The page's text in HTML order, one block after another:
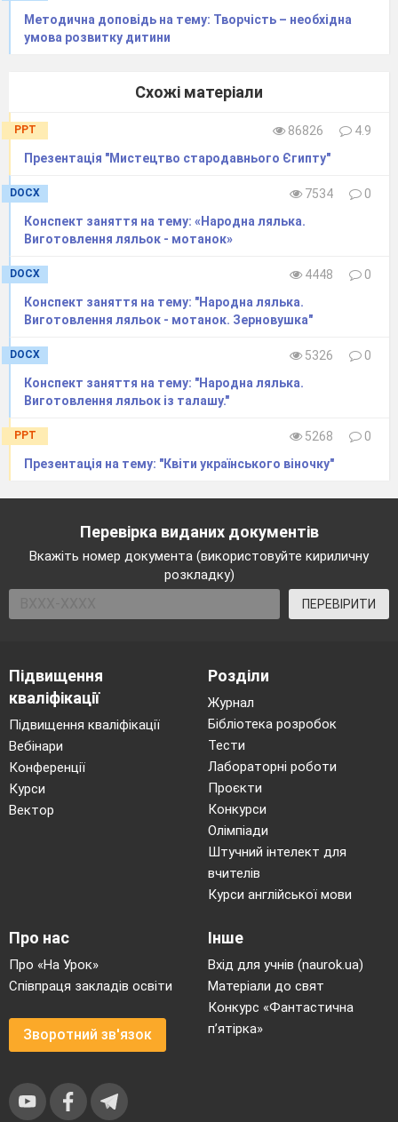
Методична доповідь на тему: Творчість – необхідна
умова розвитку дитини
Схожі матеріали
PPT 86826
4.9
Презентація "Мистецтво стародавнього Єгипту"
DOCX 7534
0
Конспект заняття на тему: «Народна лялька.
Виготовлення ляльок - мотанок»
DOCX 4448
0
Конспект заняття на тему: "Народна лялька.
Виготовлення ляльок - мотанок. Зерновушка"
DOCX 5326
0
Конспект заняття на тему: "Народна лялька.
Виготовлення ляльок із талашу."
PPT 5268
0
Презентація на тему: "Квіти українського віночку"
Перевірка виданих документів
Вкажіть номер документа (використовуйте кириличну
розкладку)
ПЕРЕВІРИТИ
Підвищення
кваліфікації
Підвищення кваліфікації
Вебінари
Конференції
Курси
Вектор
Розділи
Журнал
Бібліотека розробок
Тести
Лабораторні роботи
Проєкти
Конкурси
Олімпіади
Штучний інтелект для
вчителів
Курси англійської мови
Про нас
Про «На Урок»
Співпраця закладів освіти
Зворотний зв'язок
Інше
Вхід для учнів (naurok.ua)
Матеріали до свят
Конкурс «Фантастична
п’ятірка»